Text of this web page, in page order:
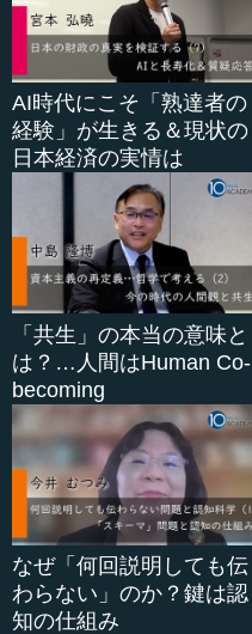
AI時代にこそ「熟達者の
経験」が生きる＆現状の
日本経済の実情は
「共生」の本当の意味と
は？…人間はHuman Co-
becoming
なぜ「何回説明しても伝
わらない」のか？鍵は認
知の仕組み